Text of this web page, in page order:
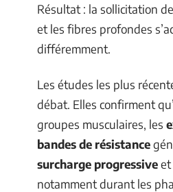
Résultat : la sollicitation
et les fibres profondes
différemment.
Les études les plus
débat. Elles confirment
groupes musculaires, les
bandes de résistance
surcharge progressiveet
notamment durant les